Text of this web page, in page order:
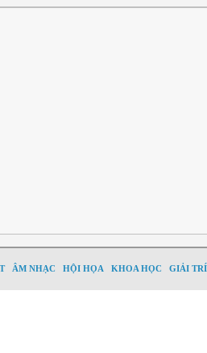
ÂM NHẠC HỘI HỌA KHOA HỌC GIẢI TRÍ